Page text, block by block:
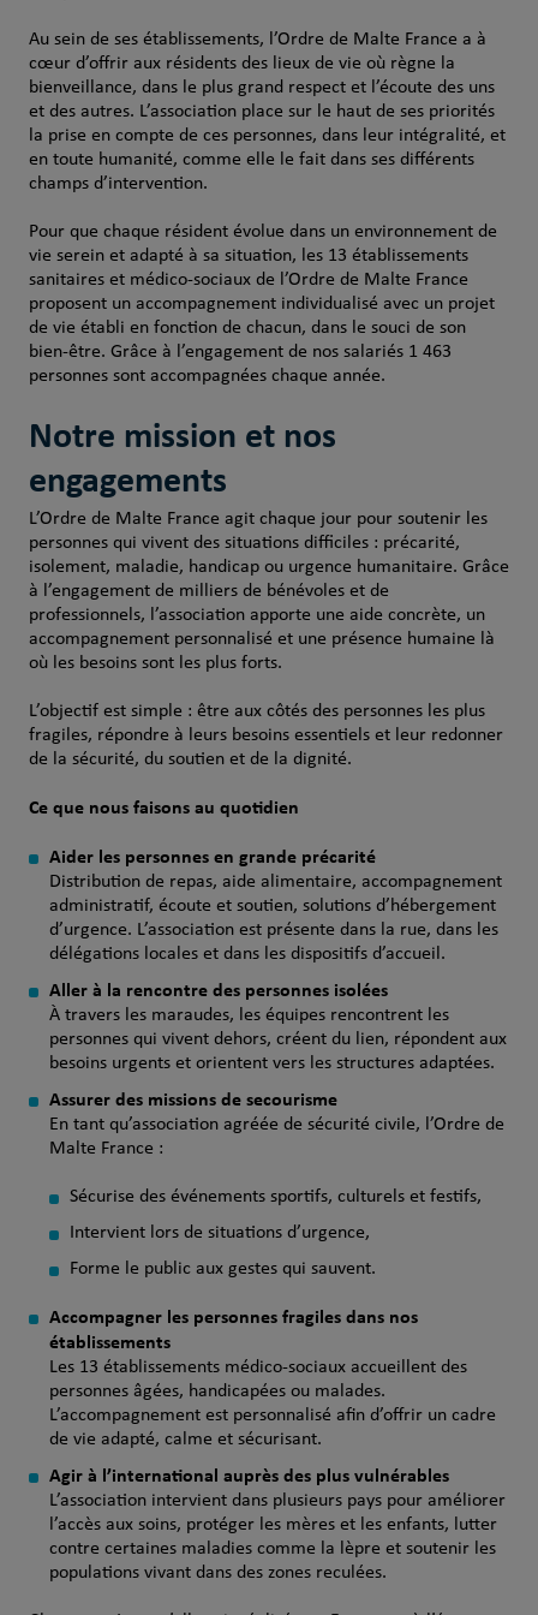
Au sein de ses établissements, l’Ordre de Malte France a à
cœur d’offrir aux résidents des lieux de vie où règne la
bienveillance, dans le plus grand respect et l’écoute des uns
et des autres. L’association place sur le haut de ses priorités
la prise en compte de ces personnes, dans leur intégralité, et
en toute humanité, comme elle le fait dans ses différents
champs d’intervention.
Pour que chaque résident évolue dans un environnement de
vie serein et adapté à sa situation, les 13 établissements
sanitaires et médico-sociaux de l’Ordre de Malte France
proposent un accompagnement individualisé avec un projet
de vie établi en fonction de chacun, dans le souci de son
bien-être. Grâce à l’engagement de nos salariés 1 463
personnes sont accompagnées chaque année.
Notre mission et nos
engagements
L’Ordre de Malte France agit chaque jour pour soutenir les
personnes qui vivent des situations difficiles : précarité,
isolement, maladie, handicap ou urgence humanitaire. Grâce
à l’engagement de milliers de bénévoles et de
professionnels, l’association apporte une aide concrète, un
accompagnement personnalisé et une présence humaine là
où les besoins sont les plus forts.
L’objectif est simple : être aux côtés des personnes les plus
fragiles, répondre à leurs besoins essentiels et leur redonner
de la sécurité, du soutien et de la dignité.
Ce que nous faisons au quotidien
Aider les personnes en grande précarité
Distribution de repas, aide alimentaire, accompagnement
administratif, écoute et soutien, solutions d’hébergement
d’urgence. L’association est présente dans la rue, dans les
délégations locales et dans les dispositifs d’accueil.
Aller à la rencontre des personnes isolées
À travers les maraudes, les équipes rencontrent les
personnes qui vivent dehors, créent du lien, répondent aux
besoins urgents et orientent vers les structures adaptées.
Assurer des missions de secourisme
En tant qu’association agréée de sécurité civile, l’Ordre de
Malte France :
Sécurise des événements sportifs, culturels et festifs,
Intervient lors de situations d’urgence,
Forme le public aux gestes qui sauvent.
Accompagner les personnes fragiles dans nos
établissements
Les 13 établissements médico‑sociaux accueillent des
personnes âgées, handicapées ou malades.
L’accompagnement est personnalisé afin d’offrir un cadre
de vie adapté, calme et sécurisant.
Agir à l’international auprès des plus vulnérables
L’association intervient dans plusieurs pays pour améliorer
l’accès aux soins, protéger les mères et les enfants, lutter
contre certaines maladies comme la lèpre et soutenir les
populations vivant dans des zones reculées.